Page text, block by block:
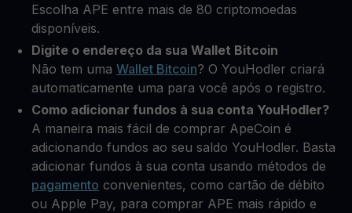
Escolha APE entre mais de 80 criptomoedas
disponíveis.
Digite o endereço da sua Wallet Bitcoin
Não tem uma Wallet Bitcoin? O YouHodler criará
automaticamente uma para você após o registro.
Como adicionar fundos à sua conta YouHodler?
A maneira mais fácil de comprar ApeCoin é
adicionando fundos ao seu saldo YouHodler. Basta
adicionar fundos à sua conta usando métodos de
pagamento convenientes, como cartão de débito
ou Apple Pay, para comprar APE mais rápido e